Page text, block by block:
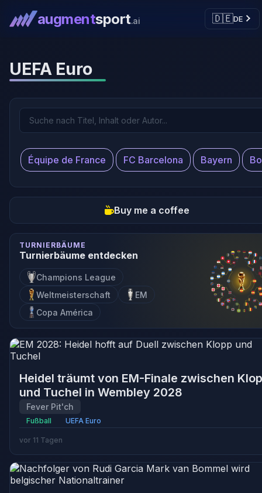
augmentsport.ai 🇩🇪DE
UEFA Euro
Équipe de France FC Barcelona Bayern
Buy me a coffee
TURNIERBÄUME
Turnierbäume entdecken
Champions League
Weltmeisterschaft
EM
Copa América
Heidel träumt von EM-Finale zwischen
und Tuchel in Wembley 2028
Fever Pit'ch
Fußball UEFA Euro
vor 11 Tagen